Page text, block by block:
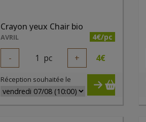
Crayon yeux Chair bio
AVRIL 4€/pc
- 1 pc + 4€
Réception souhaitée le